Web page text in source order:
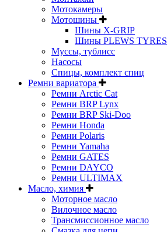
Мотокамеры
Мотошины
Шины X-GRIP
Шины PLEWS TYRES
Муссы, тублисс
Насосы
Спицы, комплект спиц
Ремни вариатора
Ремни Arctic Cat
Ремни BRP Lynx
Ремни BRP Ski-Doo
Ремни Honda
Ремни Polaris
Ремни Yamaha
Ремни GATES
Ремни DAYCO
Ремни ULTIMAX
Масло, химия
Моторное масло
Вилочное масло
Трансмиссионное масло